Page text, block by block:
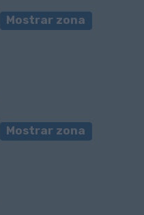
Mostrar zona
Mostrar zona